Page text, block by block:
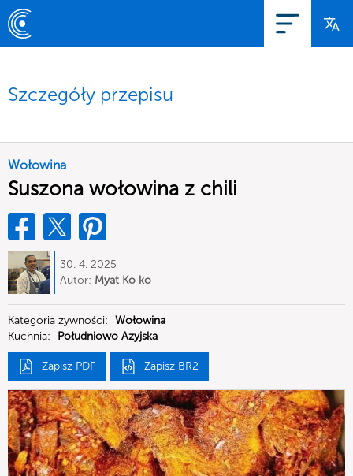
Szczegóły przepisu
Wołowina
Suszona wołowina z chili
30. 4. 2025
Autor: Myat Ko ko
Kategoria żywności: Wołowina
Kuchnia:
Południowo Azyjska
Zapisz PDF Zapisz BR2